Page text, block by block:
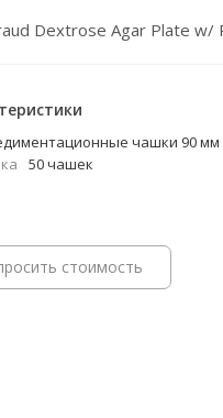
Dextrose Agar Plate w/
чашки 90 мм
50 чашек
стоимость